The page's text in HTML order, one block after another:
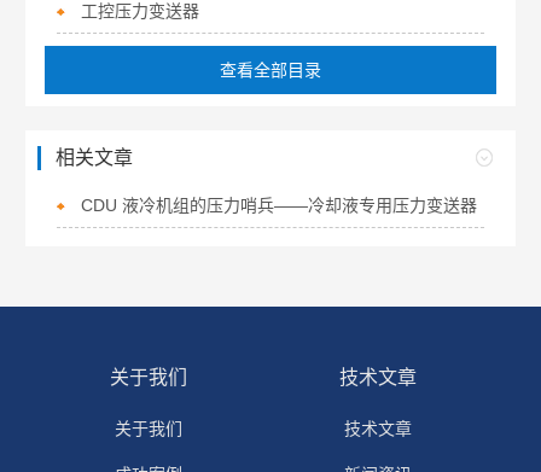
工控压力变送器
查看全部目录
相关文章
CDU 液冷机组的压力哨兵——冷却液专用压力变送器
关于我们
关于我们
技术文章
技术文章